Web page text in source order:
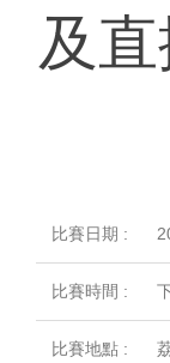
及
比賽日期 :
比賽時間 :
比賽地點 :